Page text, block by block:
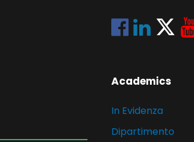
Academics
In Evidenza
Dipartimento